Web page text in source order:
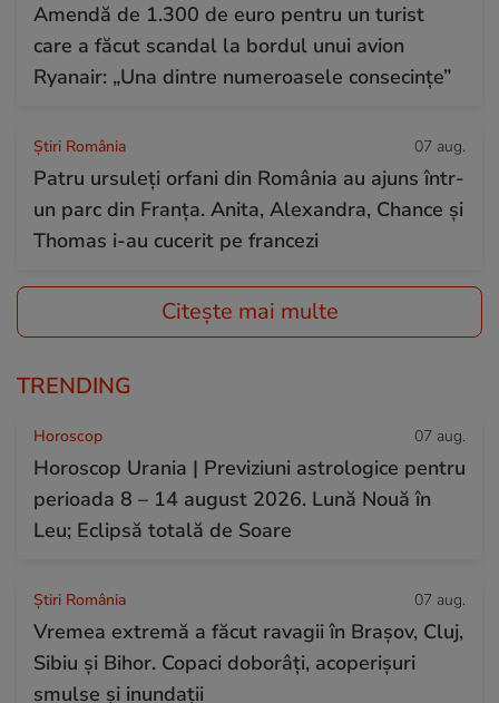
Amendă de 1.300 de euro pentru un turist
care a făcut scandal la bordul unui avion
Ryanair: „Una dintre numeroasele consecințe”
Știri România 07 aug.
Patru ursuleți orfani din România au ajuns într-
un parc din Franța. Anita, Alexandra, Chance și
Thomas i-au cucerit pe francezi
Citește mai multe
TRENDING
Horoscop 07 aug.
Horoscop Urania | Previziuni astrologice pentru
perioada 8 – 14 august 2026. Lună Nouă în
Leu; Eclipsă totală de Soare
Știri România 07 aug.
Vremea extremă a făcut ravagii în Brașov, Cluj,
Sibiu și Bihor. Copaci doborâți, acoperișuri
smulse și inundații